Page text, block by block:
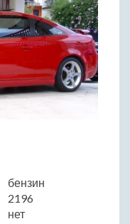
бензин
2196
нет